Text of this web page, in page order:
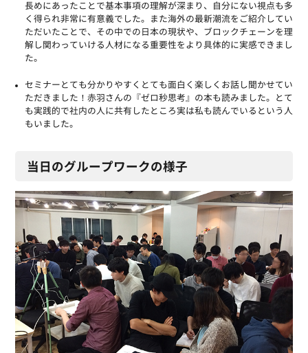
長めにあったことで基本事項の理解が深まり、自分にない視点も多
く得られ非常に有意義でした。また海外の最新潮流をご紹介してい
ただいたことで、その中での日本の現状や、ブロックチェーンを理
解し関わっていける人材になる重要性をより具体的に実感できまし
た。
セミナーとても分かりやすくとても面白く楽しくお話し聞かせてい
ただきました！赤羽さんの『ゼロ秒思考』の本も読みました。とて
も実践的で社内の人に共有したところ実は私も読んでいるという人
もいました。
当日のグループワークの様子